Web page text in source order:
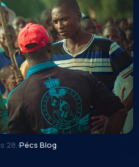
28. ·Pécs Blog